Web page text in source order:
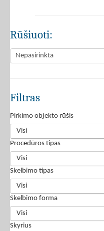
Rūšiuoti:
Filtras
Pirkimo objekto rūšis
Visi
Procedūros tipas
Visi
Skelbimo tipas
Visi
Skelbimo forma
Visi
Skyrius